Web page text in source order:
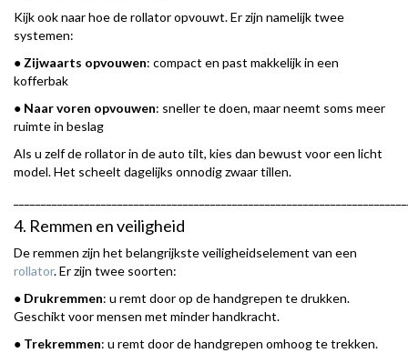
Kijk ook naar hoe de rollator opvouwt. Er zijn namelijk twee
systemen:
●Zijwaarts opvouwen: compact en past makkelijk in een
kofferbak
● Naarvoren opvouwen: sneller te doen, maar neemt soms meer
ruimte in beslag
Als u zelf de rollator in de auto tilt, kies dan bewust voor een licht
model. Het scheelt dagelijks onnodig zwaar tillen.
4. Remmen en veiligheid
De remmen zijn het belangrijkste veiligheidselement van een
rollator. Er zijn twee soorten:
● Drukremmen: u remt door op de handgrepen te drukken.
Geschikt voor mensen met minder handkracht.
● Trekremmen: u remt door de handgrepen omhoog te trekken.